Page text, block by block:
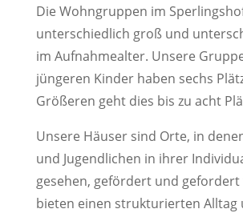
Die Wohngruppen im
unterschiedlich groß und
im Aufnahmealter. Unsere
jüngeren Kinder haben sechs
Größeren geht dies bis zu acht
Unsere Häuser sind Orte, in
und Jugendlichen in ihrer
gesehen, gefördert und
bieten einen strukturierten Alltag